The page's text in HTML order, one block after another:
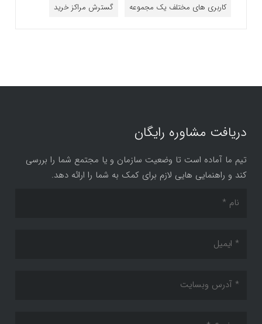
کاربری های مختلف یک مجموعه
گسترش مراکز خرید
دریافت مشاوره رایگان
تیم ما آماده است تا وضعیت سازمان و یا مجتمع شما را بررسی
کند و راهنمایی هایی لازم برای کمک به شما را ارائه دهد.